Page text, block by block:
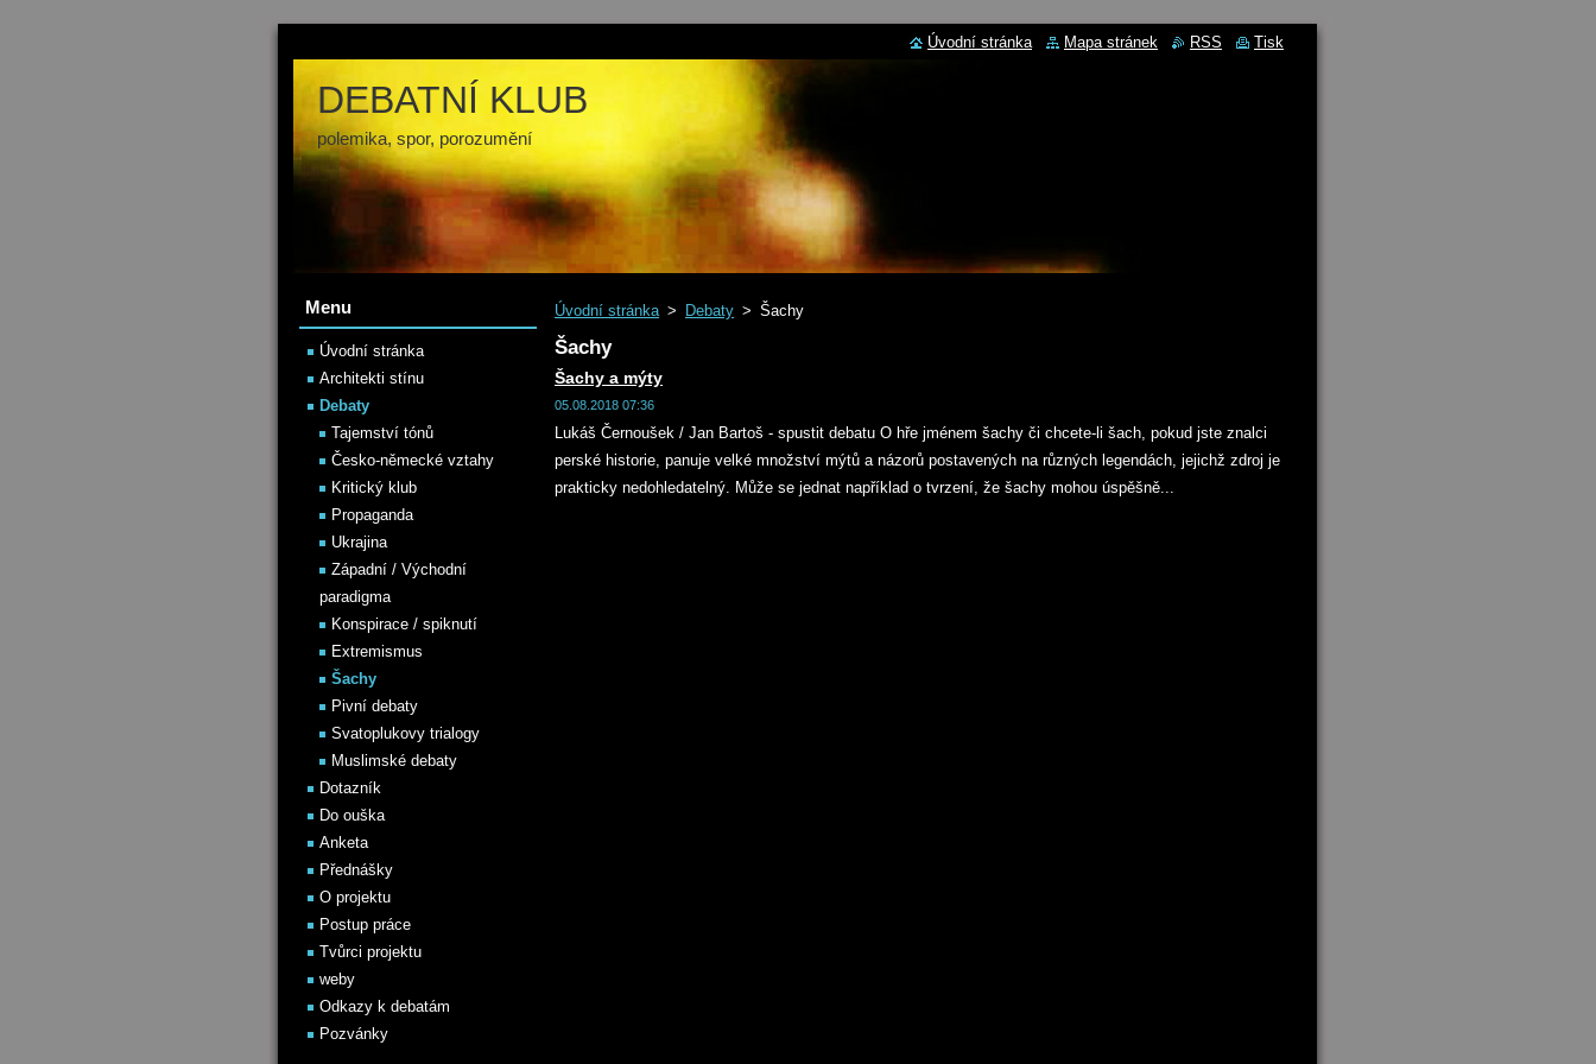
DEBATNÍ KLUB
polemika, spor, porozumění
Úvodní stránka > Debaty > Šachy
Šachy
Šachy a mýty
05.08.2018 07:36
Lukáš Černoušek / Jan Bartoš - spustit debatu O hře jménem šachy či chcete-li šach, pokud jste znalci
perské historie, panuje velké množství mýtů a názorů postavených na různých legendách, jejichž zdroj je
prakticky nedohledatelný. Může se jednat například o tvrzení, že šachy mohou úspěšně...
Menu
Úvodní stránka
Architekti stínu
Debaty
Tajemství tónů
Česko-německé vztahy
Kritický klub
Propaganda
Ukrajina
Západní / Východní
paradigma
Konspirace / spiknutí
Extremismus
Šachy
Pivní debaty
Svatoplukovy trialogy
Muslimské debaty
Dotazník
Do ouška
Anketa
Přednášky
O projektu
Postup práce
Tvůrci projektu
weby
Odkazy k debatám
Pozvánky
Úvodní stránka Mapa stránek RSS Tisk